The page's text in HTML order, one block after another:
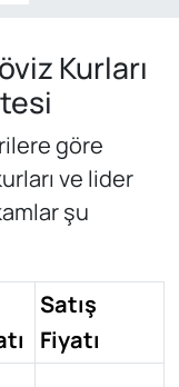
Kurları
göre
ve lider
şu
Satış
Fiyatı